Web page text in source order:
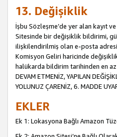
13. Değişiklik
İşbu Sözleşme’de yer alan kayıt
Sitesinde bir değişiklik bildirimi,
ilişkilendirilmiş olan e-posta
Komisyon Geliri haricinde
halükarda bildirim tarihinden en az
DEVAM ETMENİZ, YAPILAN
YOLUNUZ ÇARENİZ, 6. MADDE
EKLER
Ek 1: Lokasyona Bağlı Amazon